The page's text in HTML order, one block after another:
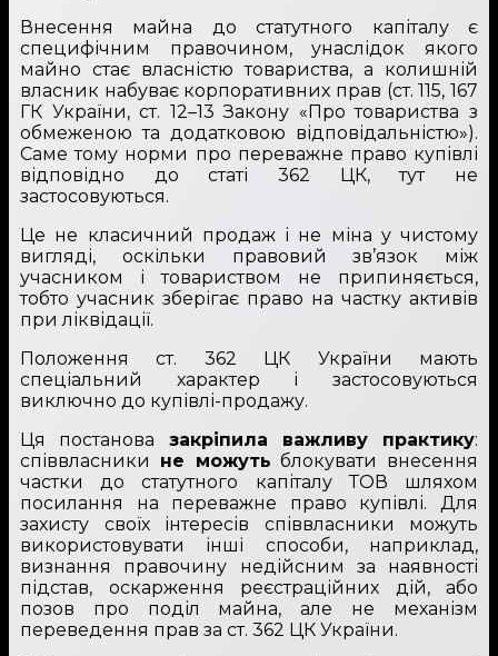
Внесення майна до статутного капіталу є
специфічним правочином, унаслідок якого
майно стає власністю товариства, а колишній
власник набуває корпоративних прав (ст. 115, 167
ГК України, ст. 12–13 Закону «Про товариства з
обмеженою та додатковою відповідальністю»).
Саме тому норми про переважне право купівлі
відповідно до статі 362 ЦК, тут не
застосовуються.
Це не класичний продаж і не міна у чистому
вигляді, оскільки правовий зв’язок між
учасником і товариством не припиняється,
тобто учасник зберігає право на частку активів
при ліквідації.
Положення ст. 362 ЦК України мають
спеціальний характер і застосовуються
виключно до купівлі-продажу.
Ця постанова закріпила важливу практику:
співвласники не можуть блокувати внесення
частки до статутного капіталу ТОВ шляхом
посилання на переважне право купівлі. Для
захисту своїх інтересів співвласники можуть
використовувати інші способи, наприклад,
визнання правочину недійсним за наявності
підстав, оскарження реєстраційних дій, або
позов про поділ майна, але не механізм
переведення прав за ст. 362 ЦК України.